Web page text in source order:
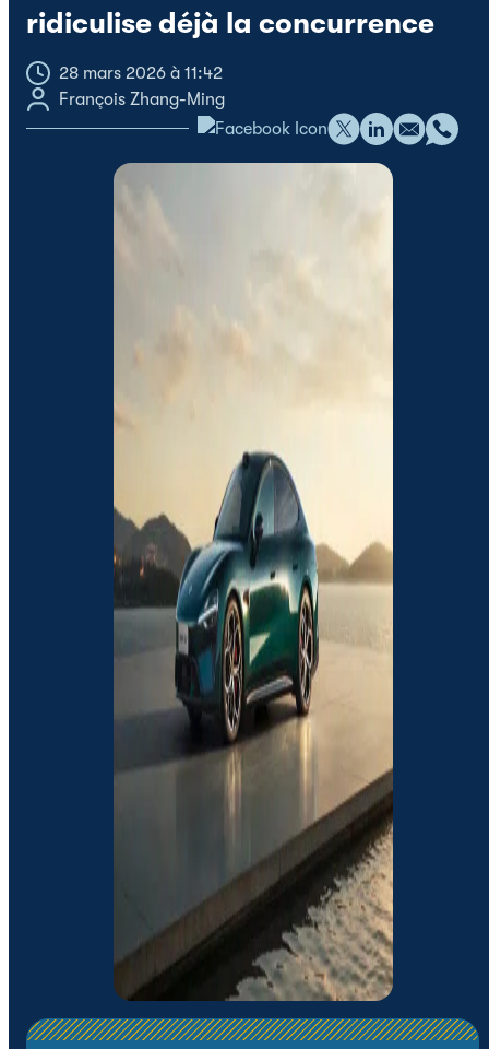
ridiculise déjà la concurrence
28 mars 2026 à 11:42
François Zhang-Ming